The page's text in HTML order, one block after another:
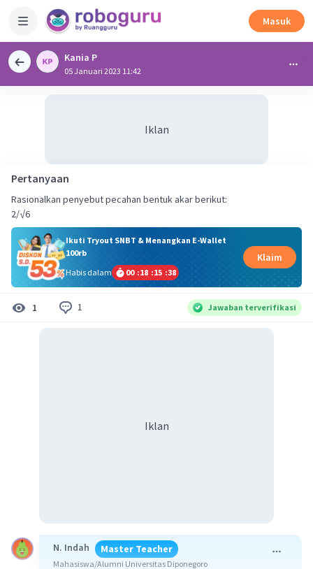
Masuk
Kania P
05 Januari 2023 11:42
Iklan
Pertanyaan
Rasionalkan penyebut pecahan bentuk akar berikut:
2/√6
Ikuti Tryout SNBT & Menangkan E-Wallet
100rb
Habis dalam
00 :18 :15 :37
Klaim
1 1 Jawaban terverifikasi
Iklan
N. Indah Master Teacher
Mahasiswa/Alumni Universitas Diponegoro